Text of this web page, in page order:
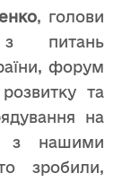
, голови
з питань
форум
та
на
з нашими
зробили,